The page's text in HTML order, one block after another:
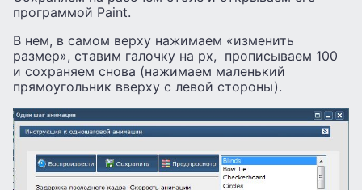
программой Paint.
В нем, в самом верху нажимаем «изменить
размер», ставим галочку на px, прописываем 100
и сохраняем снова (нажимаем маленький
прямоугольник вверху с левой стороны).